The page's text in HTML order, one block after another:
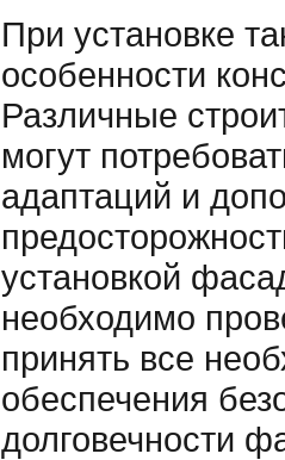
При установке
особенности
Различные
могут
адаптаций и
установкой
необходимо
принять все
обеспечения
долговечности